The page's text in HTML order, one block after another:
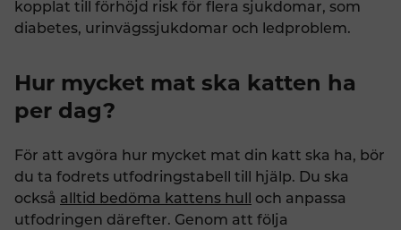
kopplat till förhöjd risk för flera sjukdomar, som
diabetes, urinvägssjukdomar och ledproblem.
Hur mycket mat ska katten ha
per dag?
För att avgöra hur mycket mat din katt ska ha, bör
du ta fodrets utfodringstabell till hjälp. Du ska
också alltid bedöma kattens hull och anpassa
utfodringen därefter. Genom att följa